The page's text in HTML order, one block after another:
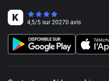
4,5/5 sur 20270 avis